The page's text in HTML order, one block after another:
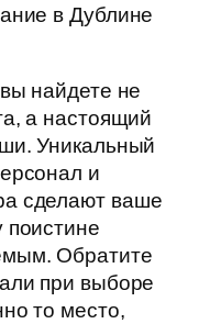
в Дублине
найдете не
а настоящий
Уникальный
и
сделают ваше
поистине
Обратите
при выборе
то место,